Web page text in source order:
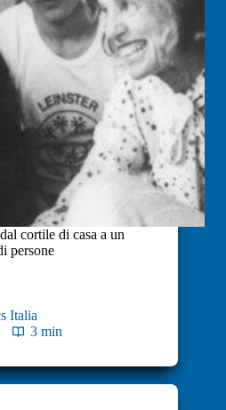
cortile di casa a un
persone
Italia
3 min